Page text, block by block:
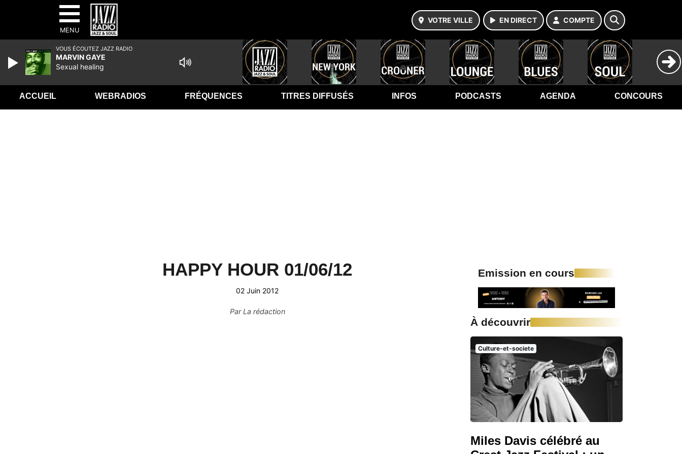
MENU
VOTRE VILLE EN DIRECT COMPTE
ACCUEIL WEBRADIOS FRÉQUENCES TITRES DIFFUSÉS INFOS PODCASTS AGENDA CONCOURS
HAPPY HOUR 01/06/12
02 Juin 2012
ParLa rédaction
Emission en cours
À découvrir
Culture-et-societe
Miles Davis célébré au
VOUS ÉCOUTEZ JAZZ RADIO
MARVIN GAYE
Sexual healing